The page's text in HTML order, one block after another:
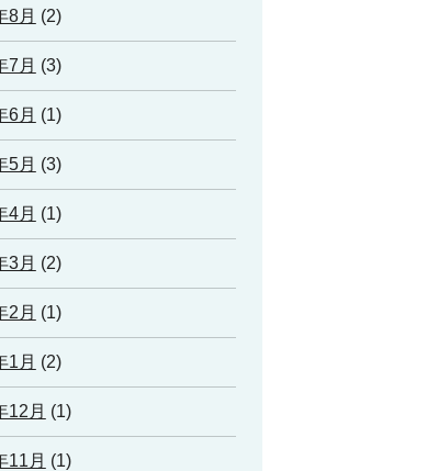
8月 (2)
7月 (3)
6月 (1)
5月 (3)
4月 (1)
3月 (2)
2月 (1)
1月 (2)
12月 (1)
11月 (1)